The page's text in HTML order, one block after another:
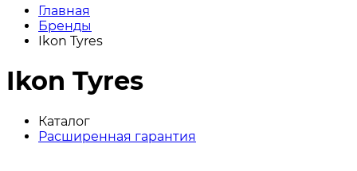
Главная
Бренды
Ikon Tyres
Ikon Tyres
Каталог
Расширенная гарантия